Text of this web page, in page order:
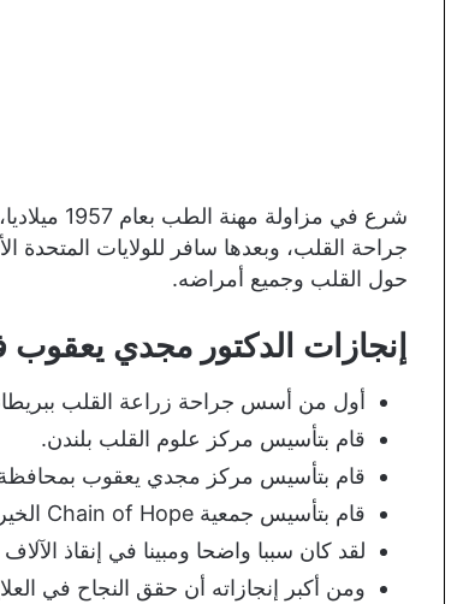
جراحة القلب، وبعدها سافر للولايات
حول القلب وجميع أمراضه.
إنجازات الدكتور مجدي
أول من أسس جراحة زراعة القلب
قام بتأسيس مركز علوم القلب بلندن.
قام بتأسيس مركز مجدي يعقوب بمحافظة أسوان
قام بتأسيس جمعية Chain of Hope الخيرية والمتخصصة برعاية أطفال دول العالم الثالث.
لقد كان سببا واضحا ومبينا في إنقاذ
ومن أكبر إنجازاته أن حقق النجاح في